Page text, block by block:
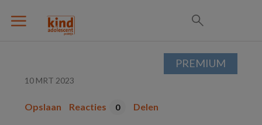
10 MRT 2023
Opslaan Reacties 0 Delen
PREMIUM